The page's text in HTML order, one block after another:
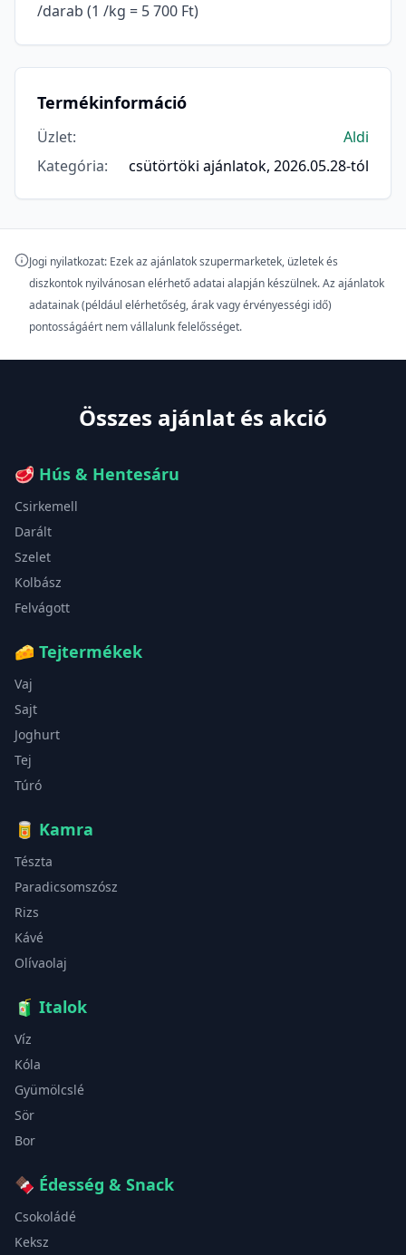
/darab (1 /kg = 5 700 Ft)
Termékinformáció
Üzlet:
Aldi
Kategória: csütörtöki ajánlatok, 2026.05.28-tól
Jogi nyilatkozat: Ezek az ajánlatok szupermarketek, üzletek és
diszkontok nyilvánosan elérhető adatai alapján készülnek. Az ajánlatok
adatainak (például elérhetőség, árak vagy érvényességi idő)
pontosságáért nem vállalunk felelősséget.
Összes ajánlat és akció
🥩 Hús & Hentesáru
Csirkemell
Darált
Szelet
Kolbász
Felvágott
🧀 Tejtermékek
Vaj
Sajt
Joghurt
Tej
Túró
🥫 Kamra
Tészta
Paradicsomszósz
Rizs
Kávé
Olívaolaj
🧃 Italok
Víz
Kóla
Gyümölcslé
Sör
Bor
🍫 Édesség & Snack
Csokoládé
Keksz